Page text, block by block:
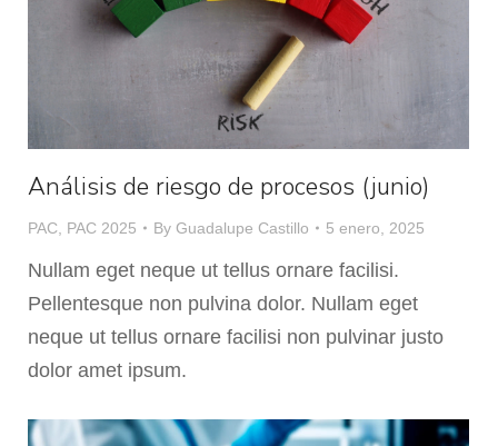
Análisis de riesgo de procesos (junio)
PAC PAC 2025 By Guadalupe Castillo 5 enero, 2025
Nullam eget neque ut tellus ornare facilisi.
Pellentesque non pulvina dolor. Nullam eget
neque ut tellus ornare facilisi non pulvinar justo
dolor amet ipsum.